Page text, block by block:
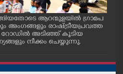
ആറന്മുളയിൽ ഗ്രാമപ
അംഗങ്ങളും രാഷ്ട്രീയപ്രവത്ത
അടിഞ്ഞ് കൂടിയ
നീക്കം ചെയ്യുന്നു.